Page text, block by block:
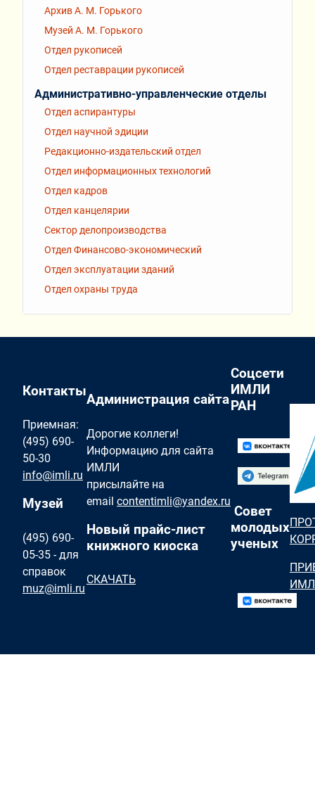
Архив А. М. Горького
Музей А. М. Горького
Отдел рукописей
Отдел реставрации рукописей
Административно-управленческие отделы
Отдел аспирантуры
Отдел научной эдиции
Редакционно-издательский отдел
Отдел информационных технологий
Отдел кадров
Отдел канцелярии
Сектор делопроизводства
Отдел Финансово-экономический
Отдел эксплуатации зданий
Отдел охраны труда
Контакты
Приемная:
(495) 690-
50-30
info@imli.ru
Музей
(495) 690-
05-35 - для
справок
muz@imli.ru
Администрация сайта
Дорогие коллеги!
Информацию для сайта
ИМЛИ
присылайте на
email contentimli@yandex.ru
Новый прайс-лист
книжного киоска
СКАЧАТЬ
Соцсети
ИМЛИ
РАН
Совет
молодых
ученых